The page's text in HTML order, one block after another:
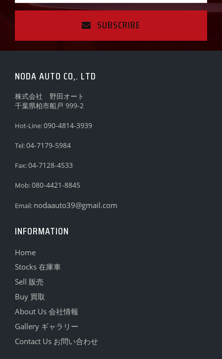
SUBSCRIBE
NODA AUTO CO,. LTD
株式会社 野田オート
千葉県柏市船戸 999-2
Hot-Line:090-4814-3939
Tel:04-7179-5984
Fax:04-7128-4533
Mob:080-4421-8845
Email: nodaauto39@gmail.com
INFORMATION
Home
Stocks 在庫車
Sell 販売
Buy 買取
About Us 会社情報
Gallery ギャラリー
Contact Us お問い合わせ